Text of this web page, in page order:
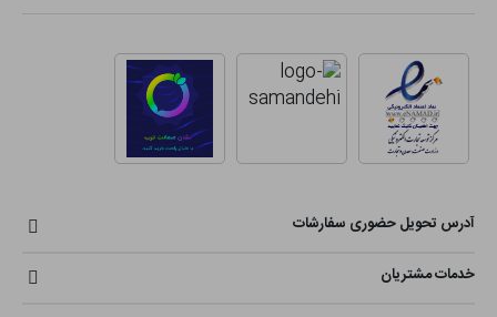
آدرس تحویل حضوری سفارشات
خدمات مشتریان